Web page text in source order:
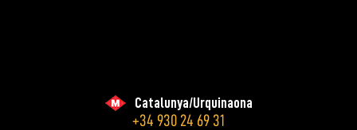
Catalunya/Urquinaona
+34 930 24 69 31